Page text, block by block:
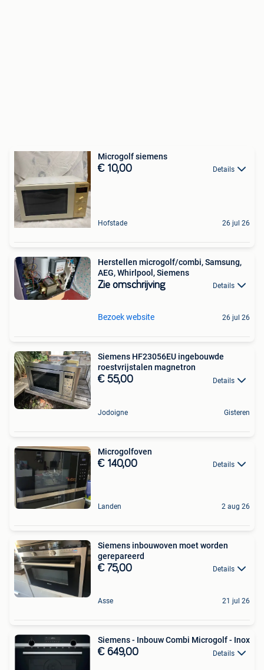
Microgolf siemens
€ 10,00 Details
Hofstade 26 jul 26
Herstellen microgolf/combi, Samsung,
AEG, Whirlpool, Siemens
Zie omschrijving Details
Bezoek website 26 jul 26
Siemens HF23056EU ingebouwde
roestvrijstalen magnetron
€ 55,00 Details
Jodoigne Gisteren
Microgolfoven
€ 140,00 Details
Landen 2 aug 26
Siemens inbouwoven moet worden
gerepareerd
€ 75,00 Details
Asse 21 jul 26
Siemens - Inbouw Combi Microgolf - Inox
€ 649,00 Details